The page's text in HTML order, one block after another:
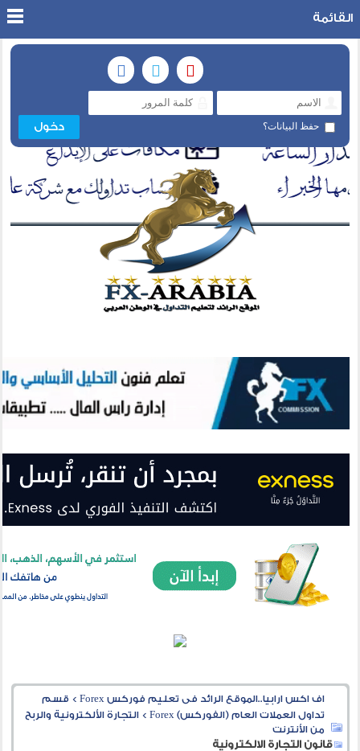
حفظ البيانات؟
القائمة
اف اكس ارابيا..الموقع الرائد فى تعليم فوركس Forex > قسم
تداول العملات العام (الفوركس) Forex
>التجارة الألكترونية والربح
من الأنترنت
قانون التجارة الالكترونية